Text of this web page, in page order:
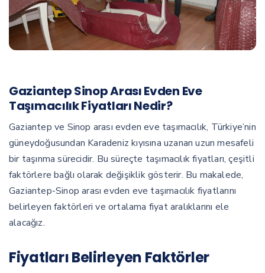
Gaziantep Sinop Arası Evden Eve
Taşımacılık Fiyatları Nedir?
Gaziantep ve Sinop arası evden eve taşımacılık, Türkiye’nin
güneydoğusundan Karadeniz kıyısına uzanan uzun mesafeli
bir taşınma sürecidir. Bu süreçte taşımacılık fiyatları, çeşitli
faktörlere bağlı olarak değişiklik gösterir. Bu makalede,
Gaziantep-Sinop arası evden eve taşımacılık fiyatlarını
belirleyen faktörleri ve ortalama fiyat aralıklarını ele
alacağız.
Fiyatları Belirleyen Faktörler